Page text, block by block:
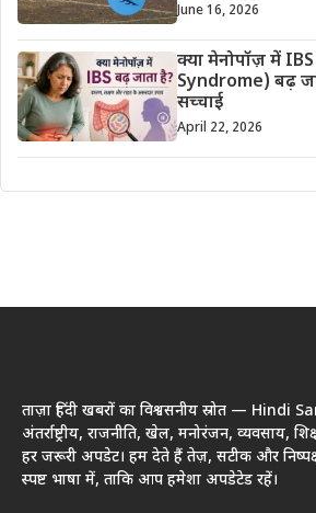
June 16, 2026
क्या मेनोपॉज़ में
Syndrome) बढ़
सच्चाई
April 22, 2026
ताज़ा हिंदी खबरों का विश्वसनीय स्रोत — Hindi
अंतर्राष्ट्रीय, राजनीति, खेल, मनोरंजन, व्यवसाय,
हर जरूरी अपडेट। हम देते हैं तेज़, सटीक और
स्पष्ट भाषा में, ताकि आप हमेशा अपडेटेड रहें।